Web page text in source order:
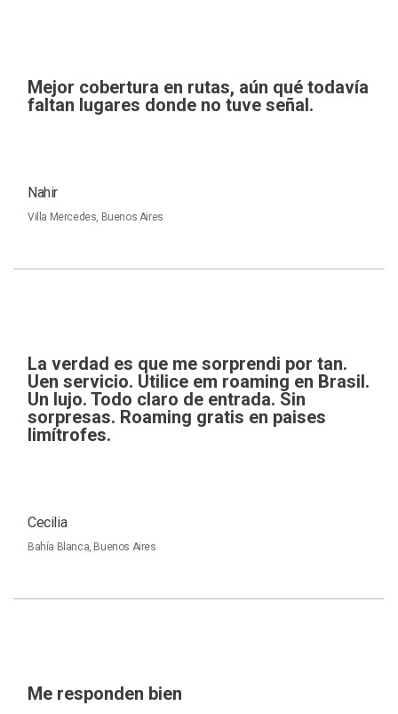
Mejor cobertura en rutas, aún qué todavía
faltan lugares donde no tuve señal.
Nahir
Villa Mercedes, Buenos Aires
La verdad es que me sorprendi por tan.
Uen servicio. Utilice em roaming en Brasil.
Un lujo. Todo claro de entrada. Sin
sorpresas. Roaming gratis en paises
limítrofes.
Cecilia
Bahía Blanca, Buenos Aires
Me responden bien